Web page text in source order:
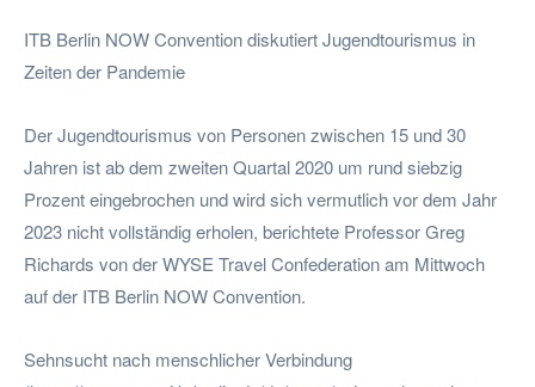
ITB Berlin NOW Convention diskutiert Jugendtourismus in
Zeiten der Pandemie
Der Jugendtourismus von Personen zwischen 15 und 30
Jahren ist ab dem zweiten Quartal 2020 um rund siebzig
Prozent eingebrochen und wird sich vermutlich vor dem Jahr
2023 nicht vollständig erholen, berichtete Professor Greg
Richards von der WYSE Travel Confederation am Mittwoch
auf der ITB Berlin NOW Convention.
Sehnsucht nach menschlicher Verbindung